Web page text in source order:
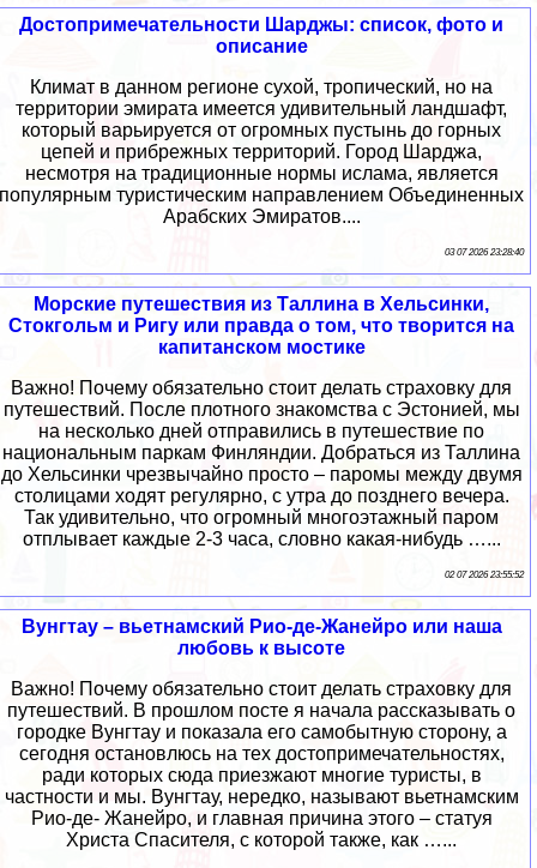
Достопримечательности Шарджы: список, фото и
описание
Климат в данном регионе сухой, тропический, но на
территории эмирата имеется удивительный ландшафт,
который варьируется от огромных пустынь до горных
цепей и прибрежных территорий. Город Шарджа,
несмотря на традиционные нормы ислама, является
популярным туристическим направлением Объединенных
Арабских Эмиратов....
03 07 2026 23:28:40
Морские путешествия из Таллина в Хельсинки,
Стокгольм и Ригу или правда о том, что творится на
капитанском мостике
Важно! Почему обязательно стоит делать страховку для
путешествий. После плотного знакомства с Эстонией, мы
на несколько дней отправились в путешествие по
национальным паркам Финляндии. Добраться из Таллина
до Хельсинки чрезвычайно просто – паромы между двумя
столицами ходят регулярно, с утра до позднего вечера.
Так удивительно, что огромный многоэтажный паром
отплывает каждые 2-3 часа, словно какая-нибудь …...
02 07 2026 23:55:52
Вунгтау – вьетнамский Рио-де-Жанейро или наша
любовь к высоте
Важно! Почему обязательно стоит делать страховку для
путешествий. В прошлом посте я начала рассказывать о
городке Вунгтау и показала его самобытную сторону, а
сегодня остановлюсь на тех достопримечательностях,
ради которых сюда приезжают многие туристы, в
частности и мы. Вунгтау, нередко, называют вьетнамским
Рио-де- Жанейро, и главная причина этого – статуя
Христа Спасителя, с которой также, как …...